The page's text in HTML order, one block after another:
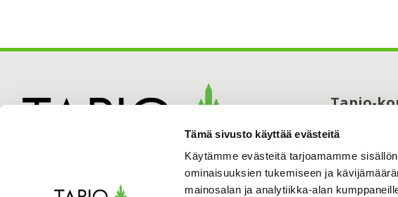
Tämä sivusto käyttää evästeitä
Käytämme evästeitä tarjoamamme
ominaisuuksien tukemiseen ja
mainosalan ja analytiikka-alan
Tapio-
00240
0294 32